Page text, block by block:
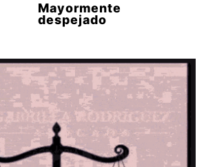
Mayormente
despejado